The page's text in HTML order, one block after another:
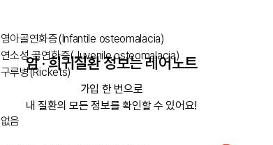
영아골연화증(Infantile osteomalacia)
연소성 골연화증(Juvenile osteomalacia)
구루병(Rickets)
없음
암 · 희귀질환 정보는 레어노트
가입 한 번으로
내 질환의 모든 정보를 확인할 수 있어요!